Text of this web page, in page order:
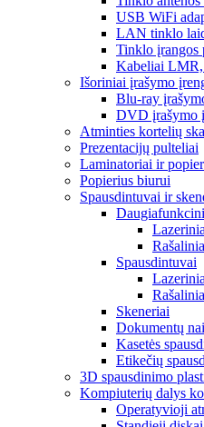
USB WiFi
LAN tinklo
Tinklo įrangos
Kabeliai
Išoriniai įrašymo
Blu-ray
DVD įrašymo
Atminties kortelių
Prezentacijų pulteliai
Laminatoriai ir
Popierius biurui
Spausdintuvai ir
Spausdintuvai
Skeneriai
Dokumentų
Kasetės
Etikečių
3D spausdinimo
Kompiuterių dalys
Operatyvioji